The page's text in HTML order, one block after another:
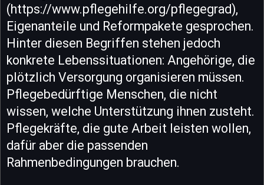
(https://www.pflegehilfe.org/pflegegrad),
Eigenanteile und Reformpakete gesprochen.
Hinter diesen Begriffen stehen jedoch
konkrete Lebenssituationen: Angehörige, die
plötzlich Versorgung organisieren müssen.
Pflegebedürftige Menschen, die nicht
wissen, welche Unterstützung ihnen zusteht.
Pflegekräfte, die gute Arbeit leisten wollen,
dafür aber die passenden
Rahmenbedingungen brauchen.